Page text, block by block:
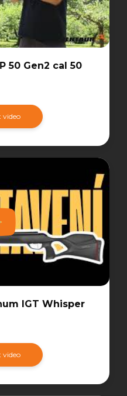
50 Gen2 cal 50
video
IGT Whisper
video